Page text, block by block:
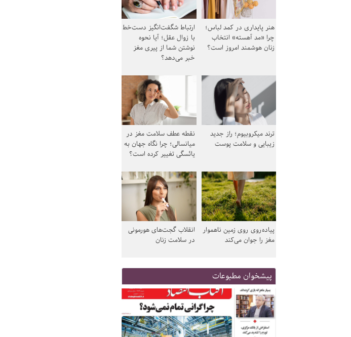
هنر پایداری در کمد لباس؛
چرا «مد آهسته» انتخاب
زنان هوشمند امروز است؟
ارتباط شگفت‌انگیز دست‌خط
با زوال عقل؛ آیا نحوه
نوشتن شما از پیری مغز
خبر می‌دهد؟
ترند میکروبیوم؛ راز جدید
زیبایی و سلامت پوست
نقطه عطف سلامت مغز در
میانسالی؛ چرا نگاه جهان به
یائسگی تغییر کرده است؟
پیاده‌روی روی زمین ناهموار
مغز را جوان می‌کند
انقلاب گجت‌های هورمونی
در سلامت زنان
پیشخوان مطبوعات